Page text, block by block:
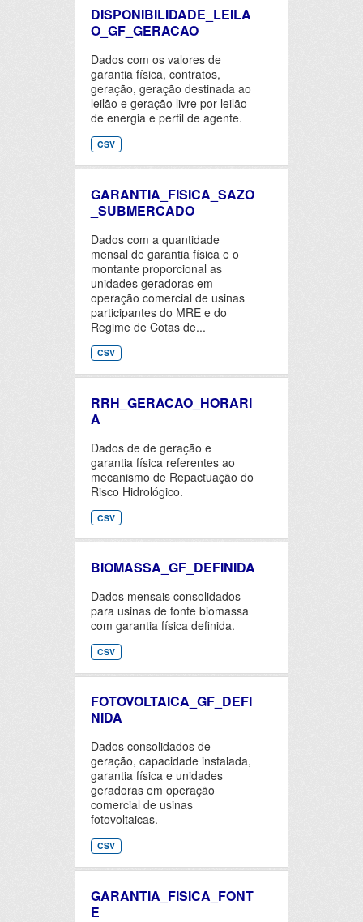
DISPONIBILIDADE_LEILA
O_GF_GERACAO
Dados com os valores de
garantia física, contratos,
geração, geração destinada ao
leilão e geração livre por leilão
de energia e perfil de agente.
CSV
GARANTIA_FISICA_SAZO
_SUBMERCADO
Dados com a quantidade
mensal de garantia física e o
montante proporcional as
unidades geradoras em
operação comercial de usinas
participantes do MRE e do
Regime de Cotas de...
CSV
RRH_GERACAO_HORARI
A
Dados de de geração e
garantia física referentes ao
mecanismo de Repactuação do
Risco Hidrológico.
CSV
BIOMASSA_GF_DEFINIDA
Dados mensais consolidados
para usinas de fonte biomassa
com garantia física definida.
CSV
FOTOVOLTAICA_GF_DEFI
NIDA
Dados consolidados de
geração, capacidade instalada,
garantia física e unidades
geradoras em operação
comercial de usinas
fotovoltaicas.
CSV
GARANTIA_FISICA_FONT
E